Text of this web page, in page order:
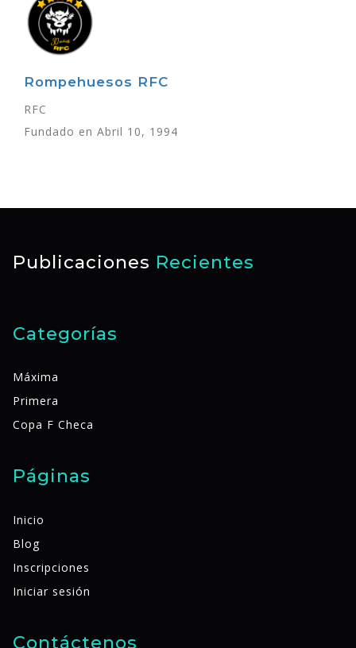
Rompehuesos RFC
RFC
Fundado en Abril 10, 1994
Publicaciones Recientes
Categorías
Máxima
Primera
Copa F Checa
Páginas
Inicio
Blog
Inscripciones
Iniciar sesión
Contáctenos